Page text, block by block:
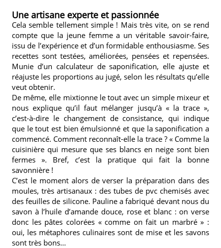
Une artisane experte et passionnée
Cela semble tellement simple ! Mais très vite, on se rend
compte que la jeune femme a un véritable savoir-faire,
issu de l’expérience et d’un formidable enthousiasme. Ses
recettes sont testées, améliorées, pensées et repensées.
Munie d’un calculateur de saponification, elle ajuste et
réajuste les proportions au jugé, selon les résultats qu’elle
veut obtenir.
De même, elle mixtionne le tout avec un simple mixeur et
nous explique qu’il faut mélanger jusqu’à « la trace »,
c’est-à-dire le changement de consistance, qui indique
que le tout est bien émulsionné et que la saponification a
commencé. Comment reconnaît-elle la trace ? « Comme la
cuisinière qui mesure que ses blancs en neige sont bien
fermes ». Bref, c’est la pratique qui fait la bonne
savonnière !
C’est le moment alors de verser la préparation dans des
moules, très artisanaux : des tubes de pvc chemisés avec
des feuilles de silicone. Pauline a fabriqué devant nous du
savon à l’huile d’amande douce, rose et blanc : on verse
donc les pâtes colorées « comme on fait un marbré » :
oui, les métaphores culinaires sont de mise et les savons
sont très bons…